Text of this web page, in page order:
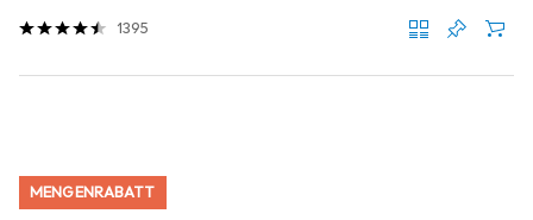
1395
MENGENRABATT